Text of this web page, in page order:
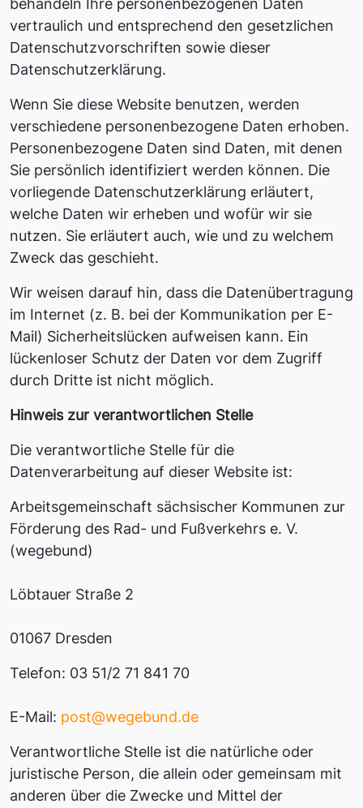
behandeln Ihre personenbezogenen Daten
vertraulich und entsprechend den gesetzlichen
Datenschutzvorschriften sowie dieser
Datenschutzerklärung.
Wenn Sie diese Website benutzen, werden
verschiedene personenbezogene Daten erhoben.
Personenbezogene Daten sind Daten, mit denen
Sie persönlich identifiziert werden können. Die
vorliegende Datenschutzerklärung erläutert,
welche Daten wir erheben und wofür wir sie
nutzen. Sie erläutert auch, wie und zu welchem
Zweck das geschieht.
Wir weisen darauf hin, dass die Datenübertragung
im Internet (z. B. bei der Kommunikation per E-
Mail) Sicherheitslücken aufweisen kann. Ein
lückenloser Schutz der Daten vor dem Zugriff
durch Dritte ist nicht möglich.
Hinweis zur verantwortlichen Stelle
Die verantwortliche Stelle für die
Datenverarbeitung auf dieser Website ist:
Arbeitsgemeinschaft sächsischer Kommunen zur
Förderung des Rad- und Fußverkehrs e. V.
(wegebund)
Löbtauer Straße 2
01067 Dresden
Telefon: 03 51/2 71 841 70
E-Mail: post@wegebund.de
Verantwortliche Stelle ist die natürliche oder
juristische Person, die allein oder gemeinsam mit
anderen über die Zwecke und Mittel der